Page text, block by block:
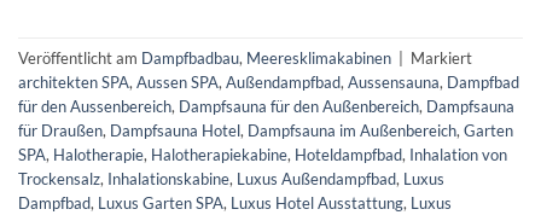
Veröffentlicht am Dampfbadbau, Meeresklimakabinen
Markiert
architekten SPA, Aussen SPA, Außendampfbad, Aussensauna, Dampfbad
für den Aussenbereich, Dampfsauna für den Außenbereich, Dampfsauna
für Draußen, Dampfsauna Hotel, Dampfsauna im Außenbereich, Garten
SPA, Halotherapie, Halotherapiekabine, Hoteldampfbad, Inhalation von
Trockensalz, Inhalationskabine, Luxus Außendampfbad, Luxus
Dampfbad, Luxus Garten SPA, Luxus Hotel Ausstattung, Luxus